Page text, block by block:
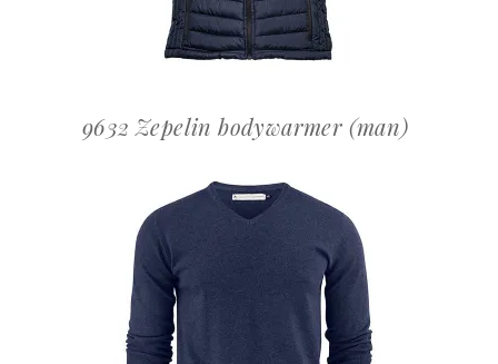
9632 Zepelin bodywarmer (man)
OFFERTEAANVRAAG